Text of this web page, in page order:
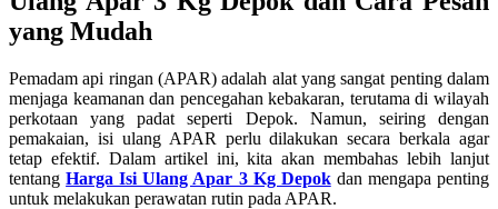
yang Mudah
Pemadam api ringan (APAR) adalah alat yang sangat penting dalam
menjaga keamanan dan pencegahan kebakaran, terutama di wilayah
perkotaan yang padat seperti Depok. Namun, seiring dengan
pemakaian, isi ulang APAR perlu dilakukan secara berkala agar
tetap efektif. Dalam artikel ini, kita akan membahas lebih lanjut
tentangHarga Isi Ulang Apar 3 Kg Depokdan mengapa penting
untuk melakukan perawatan rutin pada APAR.